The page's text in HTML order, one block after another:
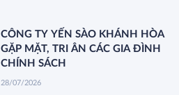
CÔNG TY YẾN SÀO KHÁNH HÒA
GẶP MẶT, TRI ÂN CÁC GIA ĐÌNH
CHÍNH SÁCH
28/07/2026